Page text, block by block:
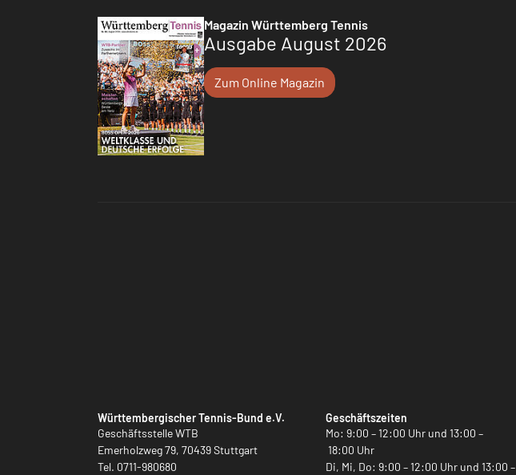
Magazin Württemberg Tennis
Ausgabe August 2026
Zum Online Magazin
Württembergischer Tennis-Bund e.V.
Geschäftsstelle WTB
Emerholzweg 79, 70439 Stuttgart
Tel. 0711-980680
Geschäftszeiten
Mo: 9:00 – 12:00 Uhr und 13:00 –
18:00 Uhr
Di, Mi, Do: 9:00 – 12:00 Uhr und 13:00 –